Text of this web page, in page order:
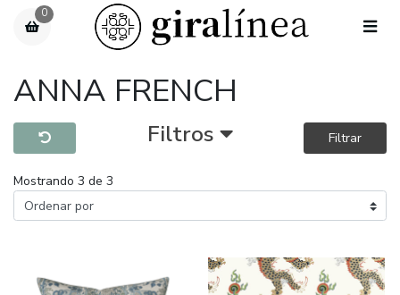
0
ANNA FRENCH
Filtros Filtrar
Mostrando 3 de 3